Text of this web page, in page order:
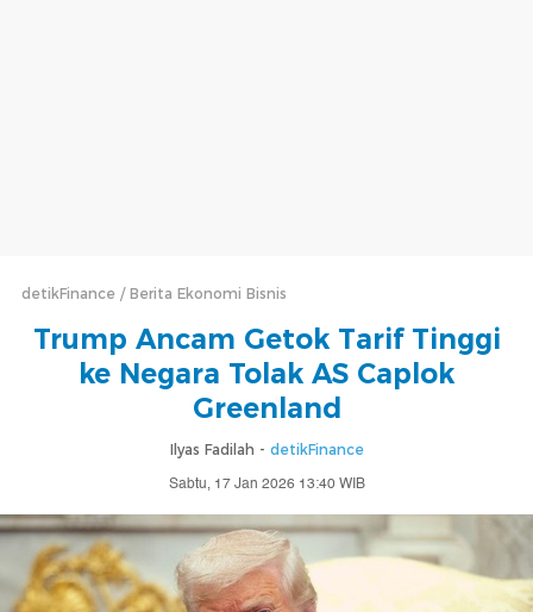
detikFinance Berita Ekonomi Bisnis
Trump Ancam Getok Tarif Tinggi
ke Negara Tolak AS Caplok
Greenland
Ilyas Fadilah - detikFinance
Sabtu, 17 Jan 2026 13:40 WIB